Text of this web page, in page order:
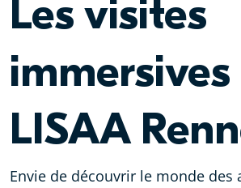
Les visites
immersives
LISAA
Envie de découvrir le monde des